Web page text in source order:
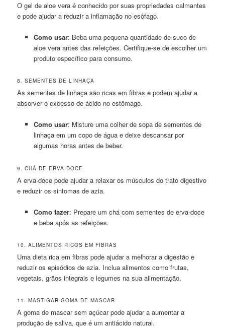
O gel de aloe vera é conhecido por suas propriedades calmantes
e pode ajudar a reduzir a inflamação no esôfago.
Como usar: Beba uma pequena quantidade de suco de
aloe vera antes das refeições. Certifique-se de escolher um
produto específico para consumo.
8. SEMENTES DE LINHAÇA
As sementes de linhaça são ricas em fibras e podem ajudar a
absorver o excesso de ácido no estômago.
Como usar: Misture uma colher de sopa de sementes de
linhaça em um copo de água e deixe descansar por
algumas horas antes de beber.
9. CHÁ DE ERVA-DOCE
A erva-doce pode ajudar a relaxar os músculos do trato digestivo
e reduzir os sintomas de azia.
Como fazer: Prepare um chá com sementes de erva-doce
e beba após as refeições.
10. ALIMENTOS RICOS EM FIBRAS
Uma dieta rica em fibras pode ajudar a melhorar a digestão e
reduzir os episódios de azia. Inclua alimentos como frutas,
vegetais, grãos integrais e legumes na sua alimentação.
11. MASTIGAR GOMA DE MASCAR
A goma de mascar sem açúcar pode ajudar a aumentar a
produção de saliva, que é um antiácido natural.